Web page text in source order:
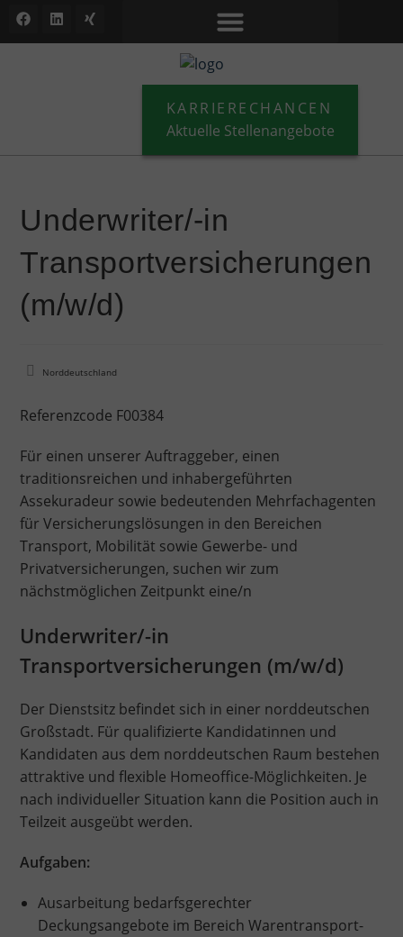
KARRIERECHANCEN
Aktuelle Stellenangebote
Underwriter/-in
Transportversicherungen
(m/w/d)
Norddeutschland
Referenzcode F00384
Für einen unserer Auftraggeber, einen
traditionsreichen und inhabergeführten
Assekuradeur sowie bedeutenden Mehrfachagenten
für Versicherungslösungen in den Bereichen
Transport, Mobilität sowie Gewerbe- und
Privatversicherungen, suchen wir zum
nächstmöglichen Zeitpunkt eine/n
Underwriter/-in
Transportversicherungen (m/w/d)
Der Dienstsitz befindet sich in einer norddeutschen
Großstadt. Für qualifizierte Kandidatinnen und
Kandidaten aus dem norddeutschen Raum bestehen
attraktive und flexible Homeoffice-Möglichkeiten. Je
nach individueller Situation kann die Position auch in
Teilzeit ausgeübt werden.
Aufgaben:
Ausarbeitung bedarfsgerechter
Deckungsangebote im Bereich Warentransport-